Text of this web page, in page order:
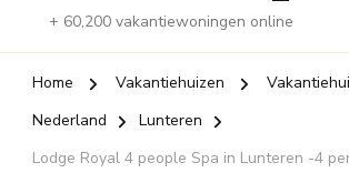
+ 60,200 vakantiewoningen online
Home Vakantiehuizen
Nederland
Lunteren
Lodge Royal 4 people Spa in Lunteren -4